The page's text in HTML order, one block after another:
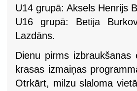
U14 grupā: Aksels Henrijs
U16 grupā: Betija
Lazdāns.
Dienu pirms
krasas izmaiņas
Otrkārt, milzu slaloma